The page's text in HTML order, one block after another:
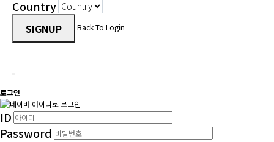
Country
SIGNUP Back To Login
로그인
ID
Password